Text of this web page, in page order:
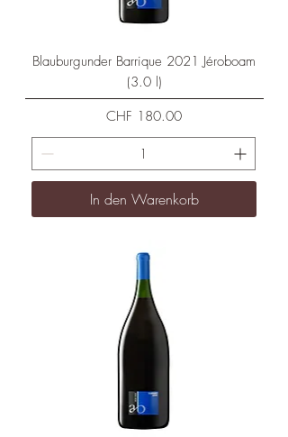
Blauburgunder Barrique 2021 Jéroboam
(3.0 l)
Preis
CHF 180.00
In den Warenkorb